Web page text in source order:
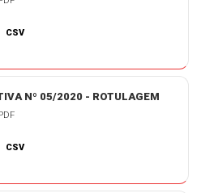
CSV
Nº 05/2020 - ROTULAGEM
CSV